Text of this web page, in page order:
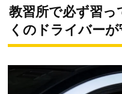
教習所で必ず習
くのドライバー